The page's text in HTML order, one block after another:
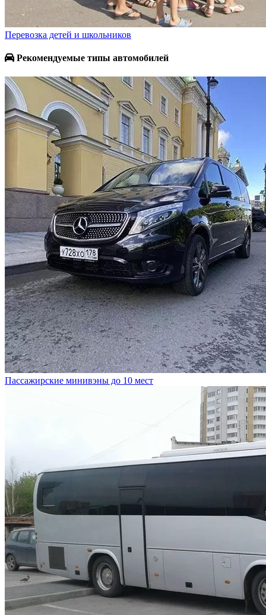
Перевозка детей и школьников
Рекомендуемые типы автомобилей
Пассажирские минивэны до 10 мест